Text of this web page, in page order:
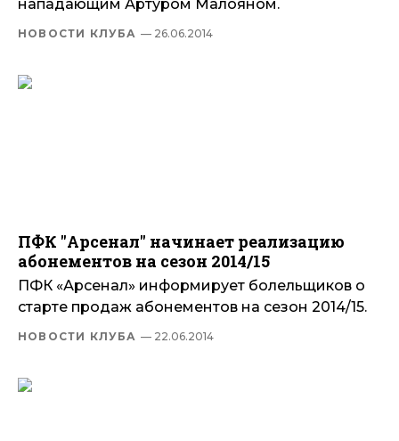
нападающим Артуром Малояном.
НОВОСТИ КЛУБА — 26.06.2014
ПФК "Арсенал" начинает реализацию
абонементов на сезон 2014/15
ПФК «Арсенал» информирует болельщиков о
старте продаж абонементов на сезон 2014/15.
НОВОСТИ КЛУБА — 22.06.2014